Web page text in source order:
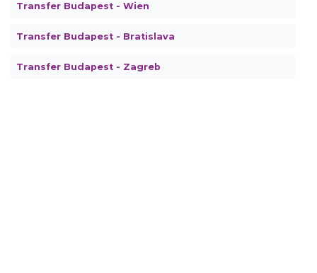
Transfer Budapest - Wien
Transfer Budapest - Bratislava
Transfer Budapest - Zagreb